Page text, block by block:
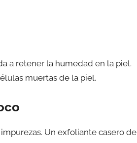
a retener la humedad en la piel.
muertas de la piel.
Un exfoliante casero de